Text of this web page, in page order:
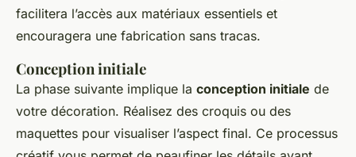
facilitera l’accès aux matériaux essentiels et
encouragera une fabrication sans tracas.
Conception initiale
La phase suivante implique la conception initiale de
votre décoration. Réalisez des croquis ou des
maquettes pour visualiser l’aspect final. Ce processus